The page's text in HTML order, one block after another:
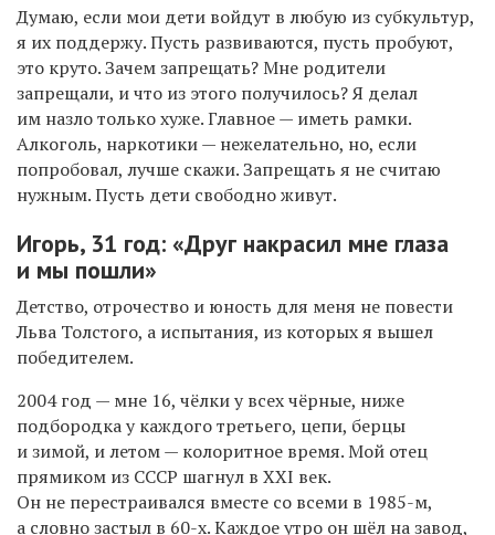
Думаю, если мои дети войдут в любую из субкультур,
я их поддержу. Пусть развиваются, пусть пробуют,
это круто. Зачем запрещать? Мне родители
запрещали, и что из этого получилось? Я делал
им назло только хуже. Главное — иметь рамки.
Алкоголь, наркотики — нежелательно, но, если
попробовал, лучше скажи. Запрещать я не считаю
нужным. Пусть дети свободно живут.
Игорь, 31 год: «Друг накрасил мне глаза
и мы пошли»
Детство, отрочество и юность для меня не повести
Льва Толстого, а испытания, из которых я вышел
победителем.
2004 год — мне 16, чёлки у всех чёрные, ниже
подбородка у каждого третьего, цепи, берцы
и зимой, и летом — колоритное время. Мой отец
прямиком из СССР шагнул в XXI век.
Он не перестраивался вместе со всеми в 1985-м,
а словно застыл в 60-х. Каждое утро он шёл на завод,